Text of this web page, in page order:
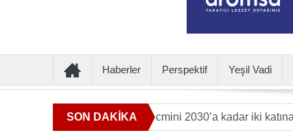
Haberler Perspektif Yeşil Vadi
SON DAKİKA
sunan ürün hacmini 2030’a kadar iki katına çıkaracak